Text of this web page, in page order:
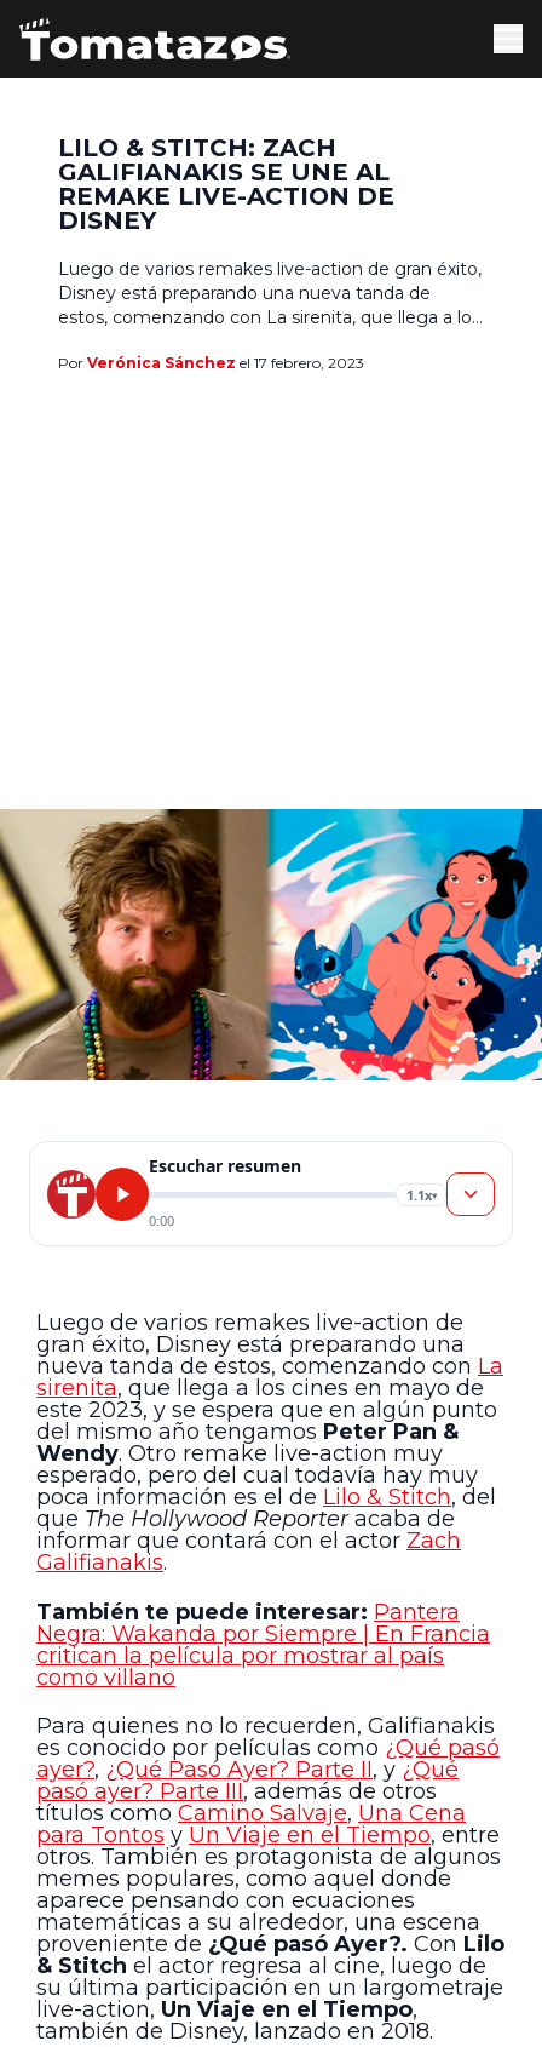
LILO & STITCH: ZACH
GALIFIANAKIS SE UNE AL
REMAKE LIVE-ACTION DE
DISNEY
Luego de varios remakes live-action de gran éxito,
Disney está preparando una nueva tanda de
estos, comenzando con La sirenita, que llega a los
algún punto del mismo año tengamos Peter Pan
Por Verónica Sánchez el 17 febrero, 2023
Escuchar resumen
1.1x▾
0:00
Luego de varios remakes live-action de
gran éxito, Disney está preparando una
nueva tanda de estos, comenzando con La
sirenita, que llega a los cines en mayo de
este 2023, y se espera que en algún punto
del mismo año tengamos Peter Pan &
Wendy. Otro remake live-action muy
esperado, pero del cual todavía hay muy
poca información es el de Lilo & Stitch, del
que The Hollywood Reporteracaba de
informar que contará con el actor Zach
Galifianakis.
También te puede interesar: Pantera
Negra: Wakanda por Siempre | En Francia
critican la película por mostrar al país
como villano
Para quienes no lo recuerden, Galifianakis
es conocido por películas como ¿Qué pasó
ayer?, ¿Qué Pasó Ayer? Parte II, y ¿Qué
pasó ayer? Parte III, además de otros
títulos como Camino Salvaje, Una Cena
para Tontos y Un Viaje en el Tiempo, entre
otros. También es protagonista de algunos
memes populares, como aquel donde
aparece pensando con ecuaciones
matemáticas a su alrededor, una escena
proveniente de ¿Qué pasó Ayer?. Con Lilo
& Stitch el actor regresa al cine, luego de
su última participación en un largometraje
live-action, Un Viaje en el Tiempo,
también de Disney, lanzado en 2018.